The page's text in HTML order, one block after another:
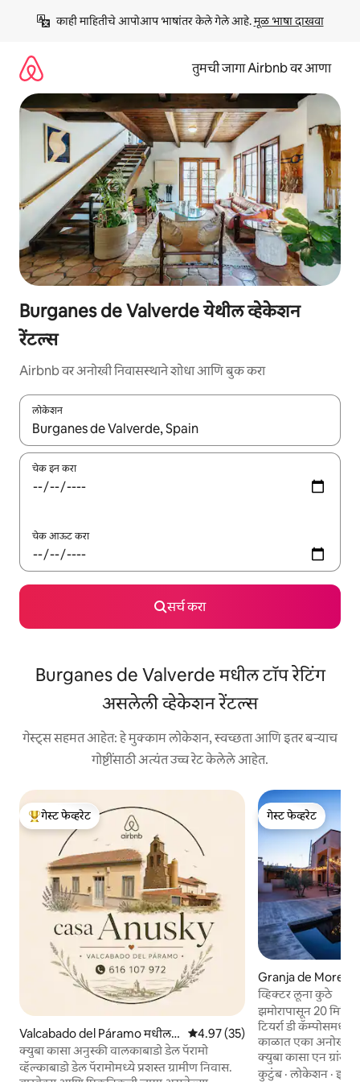
काही माहितीचे आपोआप भाषांतर केले गेले आहे. मूळ भाषा दाखवा
तुमची जागा Airbnb वर आणा
Burganes de Valverde येथील व्हेकेशन
रेंटल्स
Airbnb वर अनोखी निवासस्थाने शोधा आणि बुक करा
लोकेशन
जेव्हा परिणाम उपलब्ध असतील, तेव्हा वरच्या आणि खाली बाणांच्या किजसह
चेक इन करा
चेक आऊट करा
सर्च करा
Burganes de Valverde मधील टॉप रेटिंग
असलेली व्हेकेशन रेंटल्स
गेस्ट्स सहमत आहेत: हे मुक्काम लोकेशन, स्वच्छता आणि इतर बऱ्याच
गोष्टींसाठी अत्यंत उच्च रेट केलेले आहेत.
टॉप गेस्ट फेव्हरेट
गेस्ट फेव्हरेट
Valcabado del Páramo मधील घ
र
5 पैकी 4.97 सरासरी रेटिंग, 35 रिव्ह्यूज
4.97 (35)
क्युबा कासा अनुस्की वालकाबाडो डेल पॅरामो
व्हॅल्काबाडो डेल पॅरामोमध्ये प्रशस्त ग्रामीण निवास.
गेस्ट फेव्हरेट
गेस्ट फेव्हरेट
Granja de
कॉटेज
व्हिक्टर लूना कुठे
झमोरापासून 20
टियर्रा डी
काळात एका
क्युबा कासा एन ग्रांजा
भरलेले आहे जे तुम्हाला
कुटुंब·लोकेशन ·